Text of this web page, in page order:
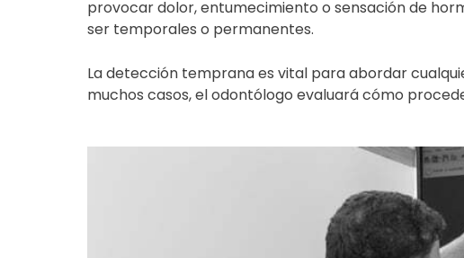
provocar dolor, entumecimiento o sensación de
ser temporales o permanentes.
La detección temprana es vital para abordar
muchos casos, el odontólogo evaluará cómo